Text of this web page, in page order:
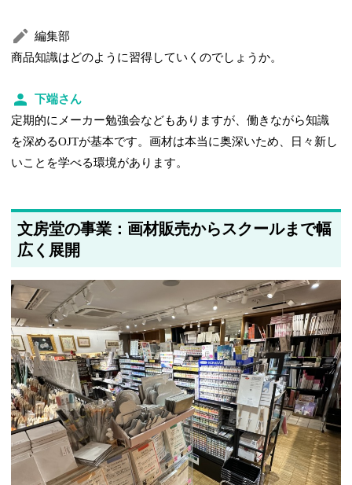
編集部
商品知識はどのように習得していくのでしょうか。
下端さん
定期的にメーカー勉強会などもありますが、働きながら知識
を深めるOJTが基本です。画材は本当に奥深いため、日々新し
いことを学べる環境があります。
文房堂の事業：画材販売からスクールまで幅
広く展開